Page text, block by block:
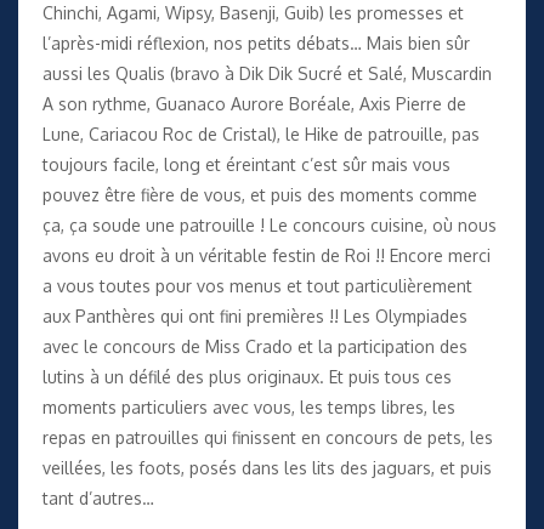
Chinchi, Agami, Wipsy, Basenji, Guib) les promesses et
l’après-midi réflexion, nos petits débats… Mais bien sûr
aussi les Qualis (bravo à Dik Dik Sucré et Salé, Muscardin
A son rythme, Guanaco Aurore Boréale, Axis Pierre de
Lune, Cariacou Roc de Cristal), le Hike de patrouille, pas
toujours facile, long et éreintant c’est sûr mais vous
pouvez être fière de vous, et puis des moments comme
ça, ça soude une patrouille ! Le concours cuisine, où nous
avons eu droit à un véritable festin de Roi !! Encore merci
a vous toutes pour vos menus et tout particulièrement
aux Panthères qui ont fini premières !! Les Olympiades
avec le concours de Miss Crado et la participation des
lutins à un défilé des plus originaux. Et puis tous ces
moments particuliers avec vous, les temps libres, les
repas en patrouilles qui finissent en concours de pets, les
veillées, les foots, posés dans les lits des jaguars, et puis
tant d’autres…